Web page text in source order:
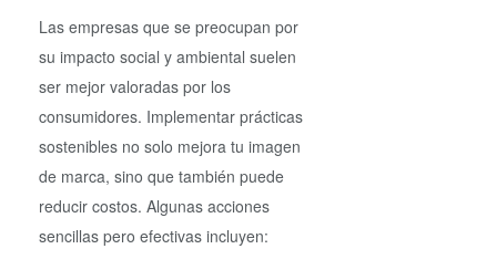
Las empresas que se preocupan por
su impacto social y ambiental suelen
ser mejor valoradas por los
consumidores. Implementar prácticas
sostenibles no solo mejora tu imagen
de marca, sino que también puede
reducir costos. Algunas acciones
sencillas pero efectivas incluyen: